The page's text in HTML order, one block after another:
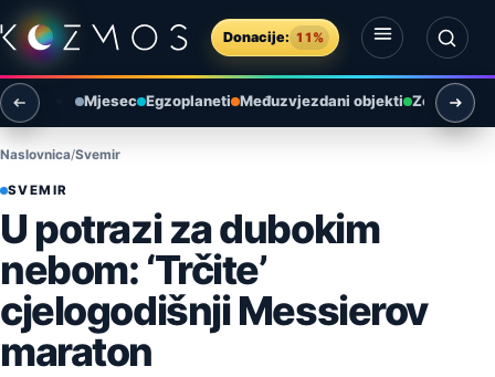
Preskoči na sadržaj
Donacije: 11%
Otvori izbornik
Otvori pretragu
Mjesec Egzoplaneti Međuzvjezdani objekti Zemlja i
Naslovnica Svemir
SVEMIR
U potrazi za dubokim
nebom: ‘Trčite’
cjelogodišnji Messierov
maraton